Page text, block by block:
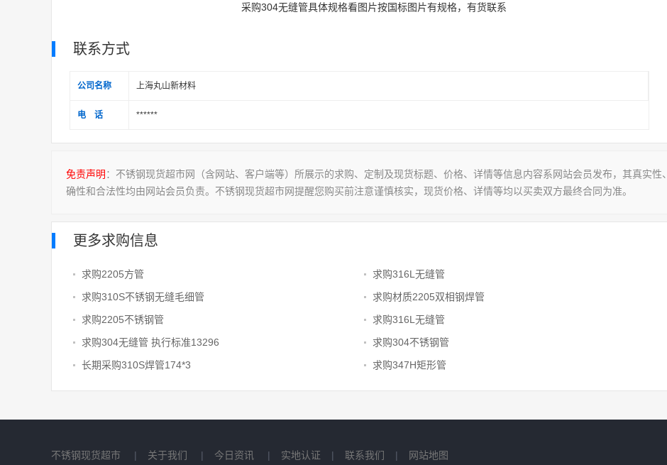
采购304无缝管具体规格看图片按国标图片有规格，有货联系
联系方式
公司名称 上海丸山新材料
电 话 ******
免责声明 ：不锈钢现货超市网（含网站、客户端等）所展示的求购、定制及现货标题、价格、详情等信息内容系网站会员发布，其真实性
确性和合法性均由网站会员负责。不锈钢现货超市网提醒您购买前注意谨慎核实，现货价格、详情等均以买卖双方最终合同为准。
更多求购信息
求购2205方管
求购316L无缝管
求购310S不锈钢无缝毛细管
求购材质2205双相钢焊管
求购2205不锈钢管
求购316L无缝管
求购304无缝管 执行标准13296
求购304不锈钢管
长期采购310S焊管174*3
求购347H矩形管
不锈钢现货超市 | 关于我们 | 今日资讯 | 实地认证 | 联系我们 | 网站地图